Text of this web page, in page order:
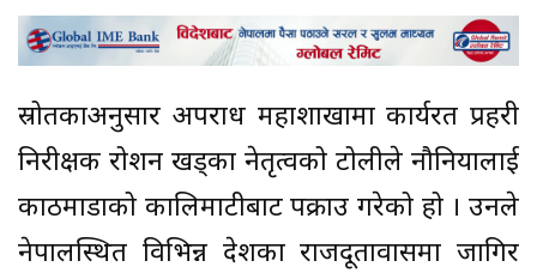
स्रोतकाअनुसार अपराध महाशाखामा कार्यरत प्रहरी
निरीक्षक रोशन खड्का नेतृत्वको टोलीले नौनियालाई
काठमाडौंको कालिमाटीबाट पक्राउ गरेको हो । उनले
नेपालस्थित विभिन्न देशका राजदूतावासमा जागिर